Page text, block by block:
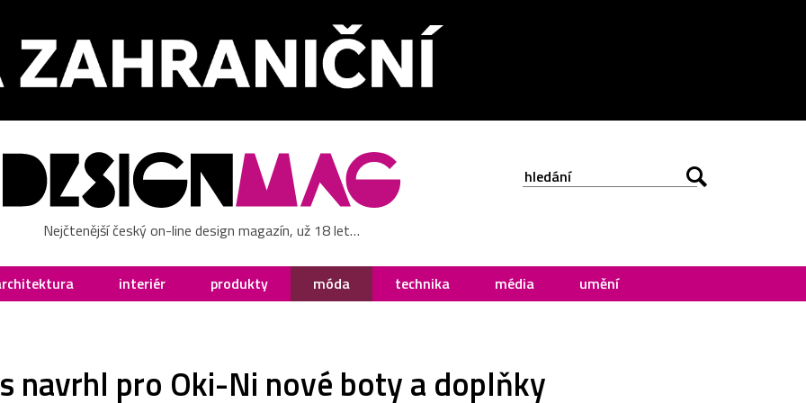
Nejčtenější český on-line design magazín, už 18 let…
interiér produkty móda technika média umění
navrhl pro Oki-Ni nové boty a doplňky